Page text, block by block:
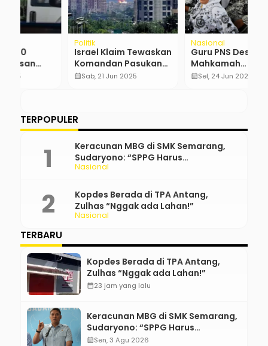
Guru PNS Desak
Mahkamah
Sel, 24 Jun 2025
Prabowo Hapus
Kuota Impor untuk
Permudah Akses
Rab, 9 Apr 2025
TERPOPULER
Nasional
Keracunan MBG di SMK Semarang,
Sudaryono: “SPPG Harus
Bertanggung Jawab!”
Nasional
Kopdes Berada di TPA Antang,
Zulhas “Nggak ada Lahan!”
TERBARU
Kopdes Berada di TPA Antang,
Zulhas “Nggak ada Lahan!”
calendar_month23 jam yang lalu
Keracunan MBG di SMK Semarang,
Sudaryono: “SPPG Harus
Bertanggung Jawab!”
calendar_monthSen, 3 Agu 2026